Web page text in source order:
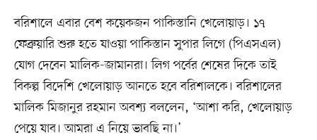
বরিশালে এবার বেশ কয়েকজন পাকিস্তানি খেলোয়াড়। ১৭
ফেব্রুয়ারি শুরু হতে যাওয়া পাকিস্তান সুপার লিগে (পিএসএল)
যোগ দেবেন মালিক-জামানরা। লিগ পর্বের শেষের দিকে তাই
বিকল্প বিদেশি খেলোয়াড় আনতে হবে বরিশালকে। বরিশালের
মালিক মিজানুর রহমান অবশ্য বললেন, ‘আশা করি, খেলোয়াড়
পেয়ে যাব। আমরা এ নিয়ে ভাবছি না।’